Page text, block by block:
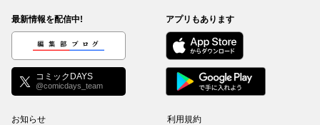
最新情報を配信中!
編集部ブログ
コミックDAYS
@comicdays_team
アプリもあります
お知らせ
利用規約